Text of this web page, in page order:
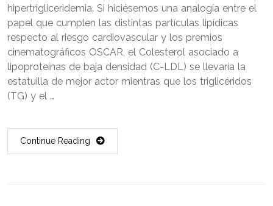
hipertrigliceridemia. Si hiciésemos una analogía entre el
papel que cumplen las distintas partículas lipídicas
respecto al riesgo cardiovascular y los premios
cinematográficos OSCAR, el Colesterol asociado a
lipoproteínas de baja densidad (C-LDL) se llevaría la
estatuilla de mejor actor mientras que los triglicéridos
(TG) y el …
Continue Reading